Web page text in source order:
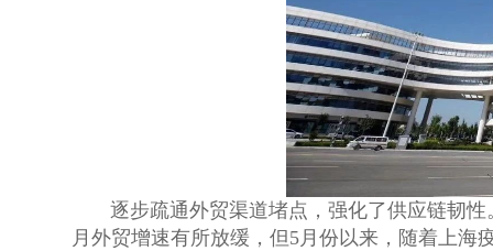
逐步疏通外贸渠道堵点，强化了供应链韧
月外贸增速有所放缓，但5月份以来，随着上